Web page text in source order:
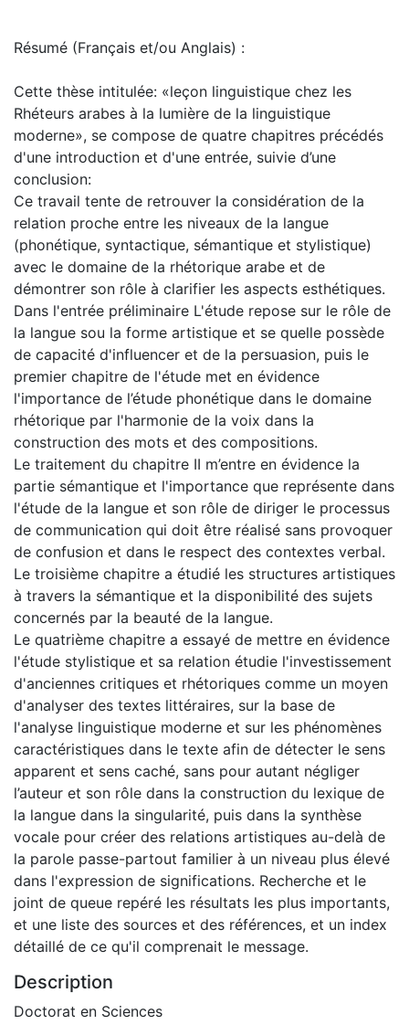
Résumé (Français et/ou Anglais) :
Cette thèse intitulée: «leçon linguistique chez les
Rhéteurs arabes à la lumière de la linguistique
moderne», se compose de quatre chapitres précédés
d'une introduction et d'une entrée, suivie d’une
conclusion:
Ce travail tente de retrouver la considération de la
relation proche entre les niveaux de la langue
(phonétique, syntactique, sémantique et stylistique)
avec le domaine de la rhétorique arabe et de
démontrer son rôle à clarifier les aspects esthétiques.
Dans l'entrée préliminaire L'étude repose sur le rôle de
la langue sou la forme artistique et se quelle possède
de capacité d'influencer et de la persuasion, puis le
premier chapitre de l'étude met en évidence
l'importance de l’étude phonétique dans le domaine
rhétorique par l'harmonie de la voix dans la
construction des mots et des compositions.
Le traitement du chapitre II m’entre en évidence la
partie sémantique et l'importance que représente dans
l'étude de la langue et son rôle de diriger le processus
de communication qui doit être réalisé sans provoquer
de confusion et dans le respect des contextes verbal.
Le troisième chapitre a étudié les structures artistiques
à travers la sémantique et la disponibilité des sujets
concernés par la beauté de la langue.
Le quatrième chapitre a essayé de mettre en évidence
l'étude stylistique et sa relation étudie l'investissement
d'anciennes critiques et rhétoriques comme un moyen
d'analyser des textes littéraires, sur la base de
l'analyse linguistique moderne et sur les phénomènes
caractéristiques dans le texte afin de détecter le sens
apparent et sens caché, sans pour autant négliger
l’auteur et son rôle dans la construction du lexique de
la langue dans la singularité, puis dans la synthèse
vocale pour créer des relations artistiques au-delà de
la parole passe-partout familier à un niveau plus élevé
dans l'expression de significations. Recherche et le
joint de queue repéré les résultats les plus importants,
et une liste des sources et des références, et un index
détaillé de ce qu'il comprenait le message.
Description
Doctorat en Sciences